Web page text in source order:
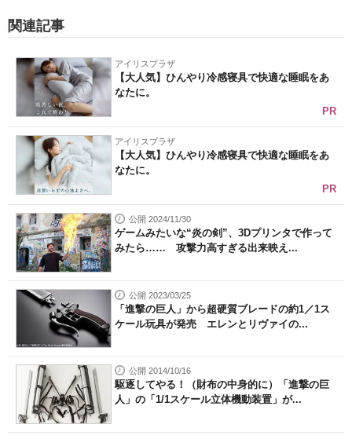
関連記事
アイリスプラザ
【大人気】ひんやり冷感寝具で快適な睡眠をあ
なたに。
PR
アイリスプラザ
【大人気】ひんやり冷感寝具で快適な睡眠をあ
なたに。
PR
公開 2024/11/30
ゲームみたいな“炎の剣”、3Dプリンタで作って
みたら…… 攻撃力高すぎる出来映え...
公開 2023/03/25
「進撃の巨人」から超硬質ブレードの約1／1ス
ケール玩具が発売 エレンとリヴァイの...
公開 2014/10/16
駆逐してやる！（財布の中身的に）「進撃の巨
人」の「1/1スケール立体機動装置」が...